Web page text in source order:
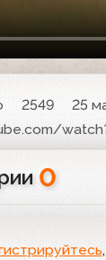
2549 25
0